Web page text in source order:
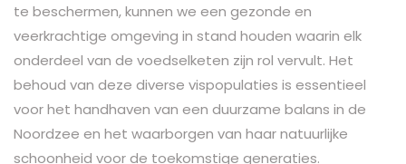
te beschermen, kunnen we een gezonde en
veerkrachtige omgeving in stand houden waarin elk
onderdeel van de voedselketen zijn rol vervult. Het
behoud van deze diverse vispopulaties is essentieel
voor het handhaven van een duurzame balans in de
Noordzee en het waarborgen van haar natuurlijke
schoonheid voor de toekomstige generaties.